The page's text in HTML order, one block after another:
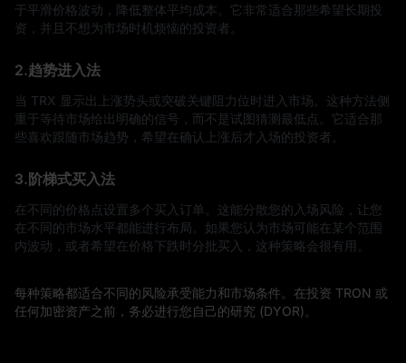
于平滑价格波动，降低整体平均成本。它非常适合那些希望长期投
资，并且不想为市场时机烦恼的投资者。
2.趋势进入法
当 TRX 显示出上涨势头或突破关键阻力位时进入市场。这种方法侧
重于等待市场给出明确的信号，而不是试图猜测最低点。它适合那
些喜欢跟随市场趋势，希望在确认上涨后才入场的投资者。
3.阶梯式买入法
在不同的价格点设置多个买入订单。这能分散您的入场风险，让您
在不同的市场水平都能进行布局。如果您认为市场可能在某个范围
内波动，或者希望在价格下跌时分批买入，这种策略会很有用。
每种策略都适合不同的风险承受能力和市场条件。在投资 TRON 或
任何加密资产之前，务必进行您自己的研究 (DYOR)。